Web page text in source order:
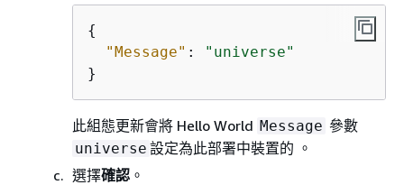
{
"Message" :
"universe"
}
此組態更新會將 Hello World Message 參數
universe 設定為此部署中裝置的 。
選擇確認 。